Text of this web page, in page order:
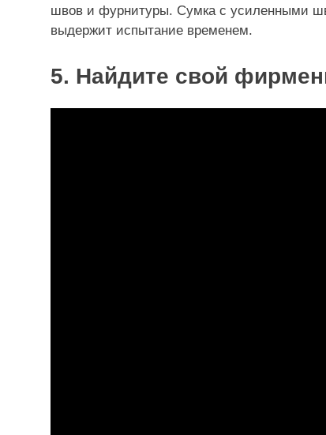
швов и фурнитуры. Сумка с усиленными
выдержит испытание временем.
5. Найдите свой